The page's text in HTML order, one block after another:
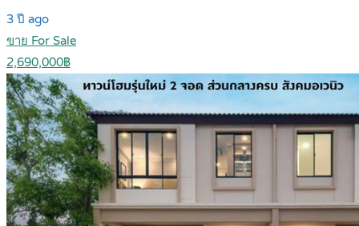
3 ปี ago
ขาย For Sale
2,690,000฿